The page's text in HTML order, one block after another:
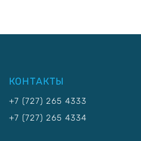
КОНТАКТЫ
+7 (727) 265 4333
+7 (727) 265 4334